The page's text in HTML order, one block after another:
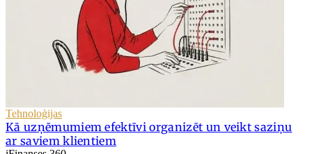
Tehnoloģijas
Kā uzņēmumiem efektīvi organizēt un veikt saziņu
ar saviem klientiem